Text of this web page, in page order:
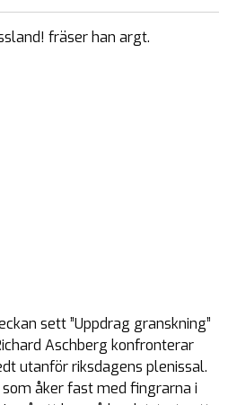
fräser han argt.
sett ”Uppdrag granskning”
Aschberg konfronterar
utanför riksdagens plenissal.
åker fast med fingrarna i